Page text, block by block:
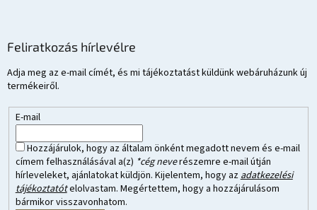
Feliratkozás hírlevélre
Adja meg az e-mail címét, és mi tájékoztatást küldünk webáruházunk új
termékeiről.
E-mail
Hozzájárulok, hogy az általam önként megadott nevem és e-mail
címem felhasználásával a(z) *cég neverészemre e-mail útján
hírleveleket, ajánlatokat küldjön. Kijelentem, hogy az adatkezelési
tájékoztatótelolvastam. Megértettem, hogy a hozzájárulásom
bármikor visszavonhatom.